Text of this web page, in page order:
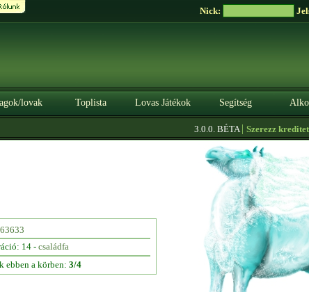
Nick:
lovak Toplista Lovas Játékok Segítség
3.0.0. BÉTA|Szerezz kreditet itt!
14 - családfa
ebben a körben: 3/4